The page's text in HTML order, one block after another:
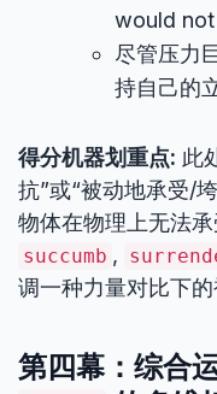
would not
尽管压力
持自己的
得分机器划重点: 此
抗”或“被动地承受/
物体在物理上无法
succumb ,
调一种力量对比下的
第四幕：综合